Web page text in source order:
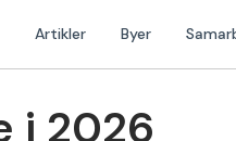
Artikler Byer
i 2026